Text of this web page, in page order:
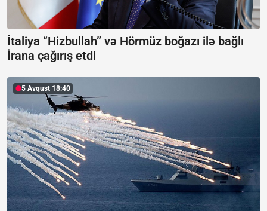
İtaliya “Hizbullah” və Hörmüz boğazı ilə bağlı
İrana çağırış etdi
5 Avqust 18:40